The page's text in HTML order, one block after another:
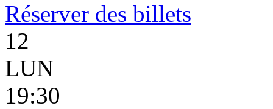
Réserver des billets
12
LUN
19:30